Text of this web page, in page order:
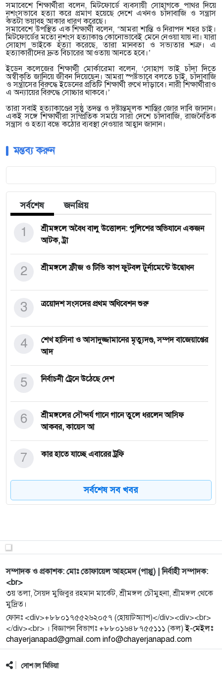
সমাবেশে শিক্ষার্থীরা বলেন, মিটফোর্ডে ব্যবসায়ী সোহাগকে পাথর দিয়ে
নৃশংসভাবে হত্যা করে প্রমাণ হয়েছে দেশে এখনও চাঁদাবাজি ও সন্ত্রাস
কতটা ভয়াবহ আকার ধারণ করেছে।
সমাবেশে উপস্থিত এক শিক্ষার্থী বলেন, ‘আমরা শান্তি ও নিরাপদ শহর চাই।
মিটফোর্ডের মতো নৃশংস হত্যাকাণ্ড কোনোভাবেই মেনে নেওয়া যায় না। যারা
সোহাগ ভাইকে হত্যা করেছে, তারা মানবতা ও সভ্যতার শত্রু। এ
হত্যাকারীদের দ্রুত বিচারের আওতায় আনতে হবে।’
ইডেন কলেজের শিক্ষার্থী মোর্কারেমা বলেন, ‘সোহাগ ভাই চাঁদা দিতে
অস্বীকৃতি জানিয়ে জীবন দিয়েছেন। আমরা স্পষ্টভাবে বলতে চাই, চাঁদাবাজি
ও সন্ত্রাসের বিরুদ্ধে ইডেনের প্রতিটি শিক্ষার্থী রুখে দাঁড়াবে। নারী শিক্ষার্থীরাও
এ অন্যায়ের বিরুদ্ধে সোচ্চার থাকবে।’
তারা সবাই হত্যাকাণ্ডের সুষ্ঠু তদন্ত ও দৃষ্টান্তমূলক শাস্তির জোর দাবি জানান।
একই সঙ্গে শিক্ষার্থীরা সাম্প্রতিক সময়ে সারা দেশে চাঁদাবাজি, রাজনৈতিক
সন্ত্রাস ও হত্যা বন্ধে কঠোর ব্যবস্থা নেওয়ার আহ্বান জানান।
মন্তব্য করুন
সর্বশেষ জনপ্রিয়
শ্রীমঙ্গলে অবৈধ বালু উত্তোলন: পুলিশের অভিযানে একজন
আটক, ট্রা
1
শ্রীমঙ্গলে ফ্রীজ ও টিভি কাপ ফুটবল টুর্নামেন্টে উদ্বোধন
2
ত্রয়োদশ সংসদের প্রথম অধিবেশন শুরু
3
শেখ হাসিনা ও আসাদুজ্জামানের মৃত্যুদণ্ড, সম্পদ বাজেয়াপ্তের
আদ
4
নির্বাচনী ট্রেনে উঠেছে দেশ
5
শ্রীমঙ্গলের সৌন্দর্য গানে গানে তুলে ধরলেন আসিফ
আকবর, কায়েস আ
6
কার হাতে যাচ্ছে এবারের ট্রফি
7
শ্রীমঙ্গলে বিনামূল্যে চক্ষু সেবা: ২১২ জন রোগীর চিকিৎসা,
৪৫ জ
কমলগঞ্জ
শীত নিয়ে আরও দুঃসংবাদ দিল আবহাওয়া অধিদপ্তর
10
11
রমজান উপলক্ষে আরটিভির হিফজুল কোরআন
12
সর্বশেষ সব খবর
সম্পাদক ও প্রকাশক: মোঃ তোফায়েল আহমেদ (পাপ্পু) | নির্বাহী সম্পাদক:
<br>
৩য় তলা, সৈয়দ মুজিবুর রহমান মার্কেট, শ্রীমঙ্গল চৌমুহনা, শ্রীমঙ্গল থেকে
মুদ্রিত।
ফোনঃ <div>+৮৮০১৭৫৫২৬২০৫৭ (হোয়াটঅ্যাপ)</div><div><br>
</div><br> । বিজ্ঞাপন বিভাগঃ +৮৮০১৬৪৮৭৫৫১১১ (কল)ই-মেইলঃ
chayerjanapad@gmail.com info@chayerjanapad.com
সোশ্যাল মিডিয়া